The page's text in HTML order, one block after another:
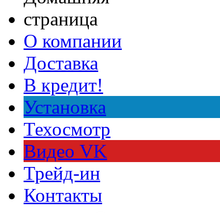
О компании
Доставка
В кредит!
Установка
Техосмотр
Видео VK
Трейд-ин
Контакты